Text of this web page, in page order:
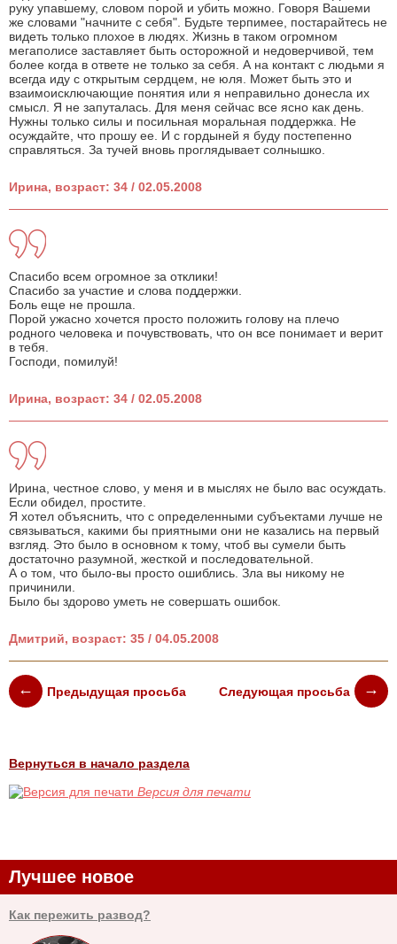
руку упавшему, словом порой и убить можно. Говоря Вашеми
же словами "начните с себя". Будьте терпимее, постарайтесь не
видеть только плохое в людях. Жизнь в таком огромном
мегаполисе заставляет быть осторожной и недоверчивой, тем
более когда в ответе не только за себя. А на контакт с людьми я
всегда иду с открытым сердцем, не юля. Может быть это и
взаимоисключающие понятия или я неправильно донесла их
смысл. Я не запуталась. Для меня сейчас все ясно как день.
Нужны только силы и посильная моральная поддержка. Не
осуждайте, что прошу ее. И с гордыней я буду постепенно
справляться. За тучей вновь проглядывает солнышко.
Ирина, возраст: 34 / 02.05.2008
Спасибо всем огромное за отклики!
Спасибо за участие и слова поддержки.
Боль еще не прошла.
Порой ужасно хочется просто положить голову на плечо
родного человека и почувствовать, что он все понимает и верит
в тебя.
Господи, помилуй!
Ирина, возраст: 34 / 02.05.2008
Ирина, честное слово, у меня и в мыслях не было вас осуждать.
Если обидел, простите.
Я хотел объяснить, что с определенными субъектами лучше не
связываться, какими бы приятными они не казались на первый
взгляд. Это было в основном к тому, чтоб вы сумели быть
достаточно разумной, жесткой и последовательной.
А о том, что было-вы просто ошиблись. Зла вы никому не
причинили.
Было бы здорово уметь не совершать ошибок.
Дмитрий, возраст: 35 / 04.05.2008
Предыдущая просьба Следующая просьба
Вернуться в начало раздела
Версия для печати
Лучшее новое
Как пережить развод?